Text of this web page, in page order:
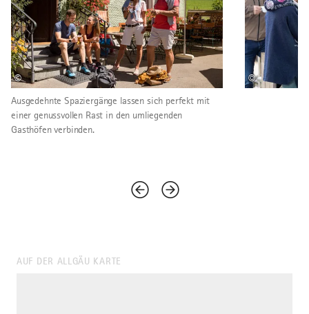
©
Ausgedehnte Spaziergänge lassen sich perfekt mit
einer genussvollen Rast in den umliegenden
Gasthöfen verbinden.
©
AUF DER ALLGÄU KARTE